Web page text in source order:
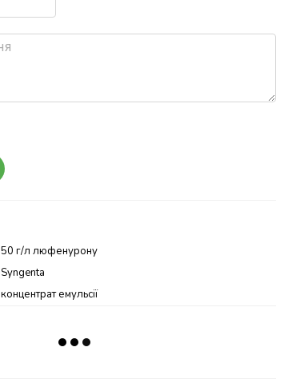
50 г/л люфенурону
Syngenta
концентрат емульсії